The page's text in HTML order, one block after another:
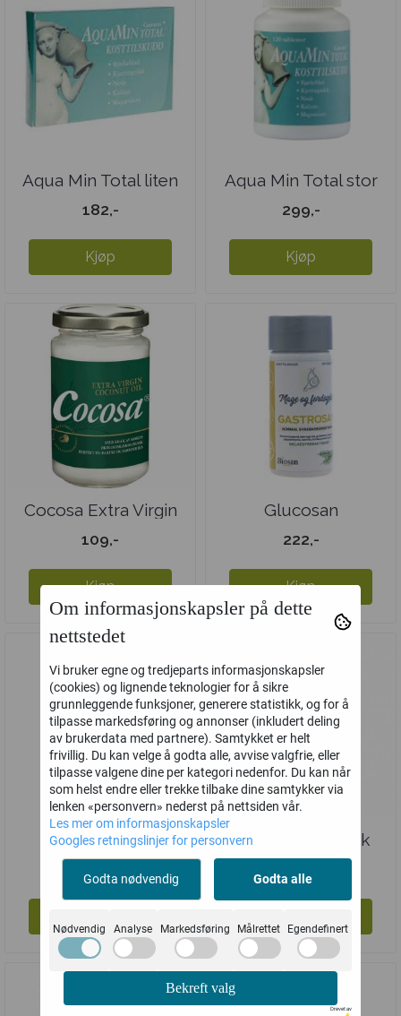
Aqua Min Total liten
182,-
Kjøp
Aqua Min Total stor
299,-
Kjøp
Cocosa Extra Virgin
220 ml
109,-
Kjøp
Glucosan
222,-
Kjøp
Grønn Kaffe
m/konjac
249,-
More Man 4 pakk
1.356,-
Om informasjonskapsler på dette
nettstedet
Vi bruker egne og tredjeparts informasjonskapsler
(cookies) og lignende teknologier for å sikre
grunnleggende funksjoner, generere statistikk, og for å
tilpasse markedsføring og annonser (inkludert deling
av brukerdata med partnere). Samtykket er helt
frivillig. Du kan velge å godta alle, avvise valgfrie, eller
tilpasse valgene dine per kategori nedenfor. Du kan når
som helst endre eller trekke tilbake dine samtykker via
lenken «personvern» nederst på nettsiden vår.
Les mer om informasjonskapsler
Googles retningslinjer for personvern
Godta nødvendig Godta alle
Nødvendig Analyse Markedsføring Målrettet Egendefinert
Bekreft valg
Drevet av